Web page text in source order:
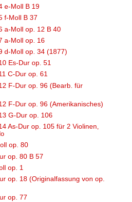
e-Moll B 19
f-Moll B 37
a-Moll op. 12 B 40
a-Moll op. 16
d-Moll op. 34 (1877)
Es-Dur op. 51
C-Dur op. 61
F-Dur op. 96 (Bearb. für
F-Dur op. 96 (Amerikanisches)
G-Dur op. 106
As-Dur op. 105 für 2 Violinen,
op. 80
op. 80 B 57
op. 1
op. 18 (Originalfassung von op.
op. 77